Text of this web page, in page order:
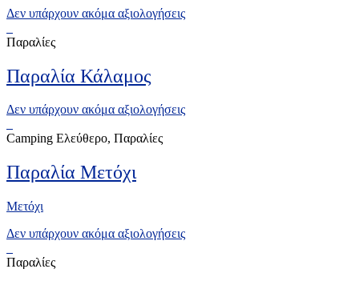
Δεν υπάρχουν ακόμα αξιολογήσεις
Παραλίες
Παραλία Κάλαμος
Δεν υπάρχουν ακόμα αξιολογήσεις
Camping Ελεύθερο, Παραλίες
Παραλία Μετόχι
Μετόχι
Δεν υπάρχουν ακόμα αξιολογήσεις
Παραλίες